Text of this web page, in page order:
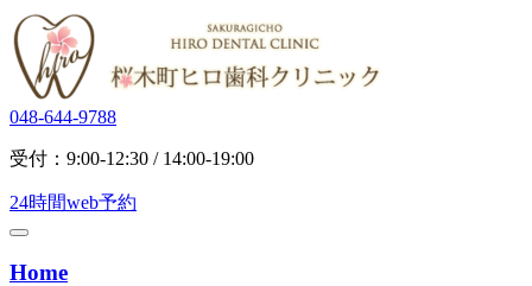
048-644-9788
受付：9:00-12:30 / 14:00-19:00
24時間web予約
Home